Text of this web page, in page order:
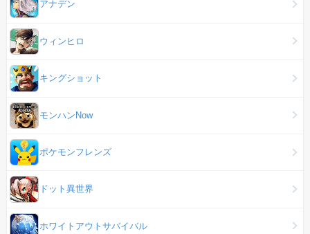
アナデン
ウィンヒロ
キングショット
モンハンNow
ポケモンフレンズ
ドット異世界
ホワイトアウトサバイバル